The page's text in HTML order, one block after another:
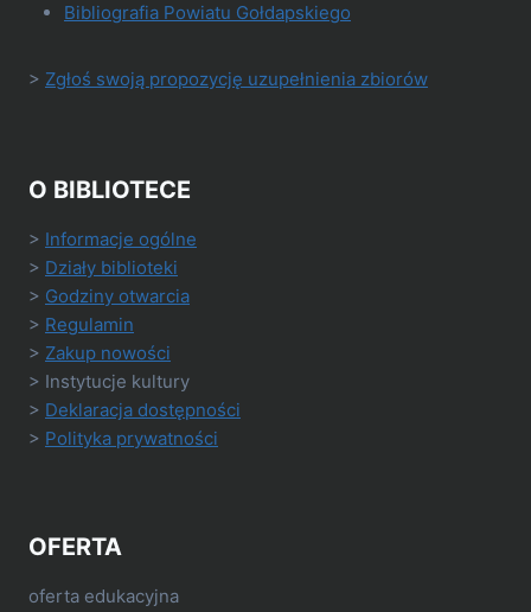
Bibliografia Powiatu Gołdapskiego
> Zgłoś swoją propozycję uzupełnienia zbiorów
O BIBLIOTECE
> Informacje ogólne
> Działy biblioteki
> Godziny otwarcia
> Regulamin
> Zakup nowości
> Instytucje kultury
> Deklaracja dostępności
> Polityka prywatności
OFERTA
oferta edukacyjna